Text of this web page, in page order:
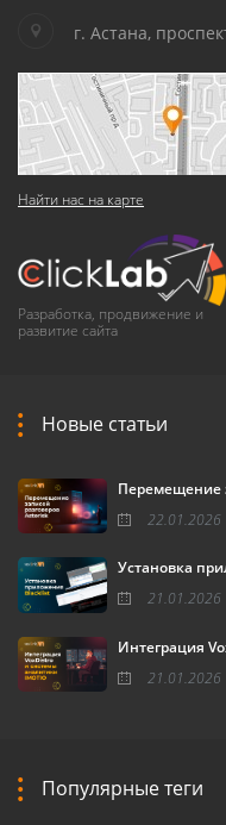
г. Астана,
Найти нас на карте
Разработка, продвижение и
развитие сайта
Новые статьи
Перемещение
22.01.2026
Установка
21.01.2026
Интеграция
21.01.2026
Популярные теги